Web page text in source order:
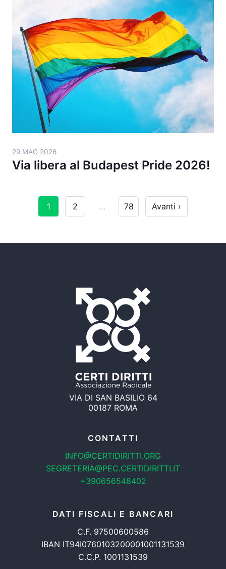
29 MAG 2026
Via libera al Budapest Pride 2026!
1 2 … 78 Avanti ›
VIA DI SAN BASILIO 64
00187 ROMA
CONTATTI
INFO@CERTIDIRITTI.ORG
SEGRETERIA@PEC.CERTIDIRITTI.IT
+390656548402
DATI FISCALI E BANCARI
C.F. 97500600586
IBAN IT94I0760103200001001131539
C.C.P. 1001131539